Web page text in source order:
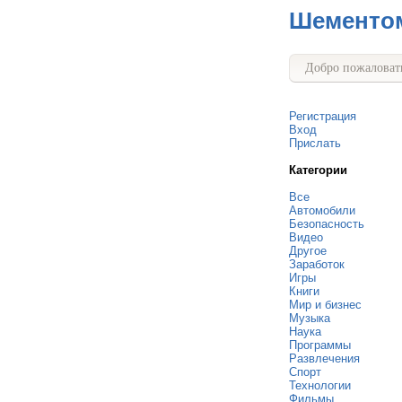
Добро
Регистрация
Вход
Прислать
Категории
Все
Автомобили
Безопасность
Видео
Другое
Заработок
Игры
Книги
Мир и бизнес
Музыка
Наука
Программы
Развлечения
Спорт
Технологии
Фильмы